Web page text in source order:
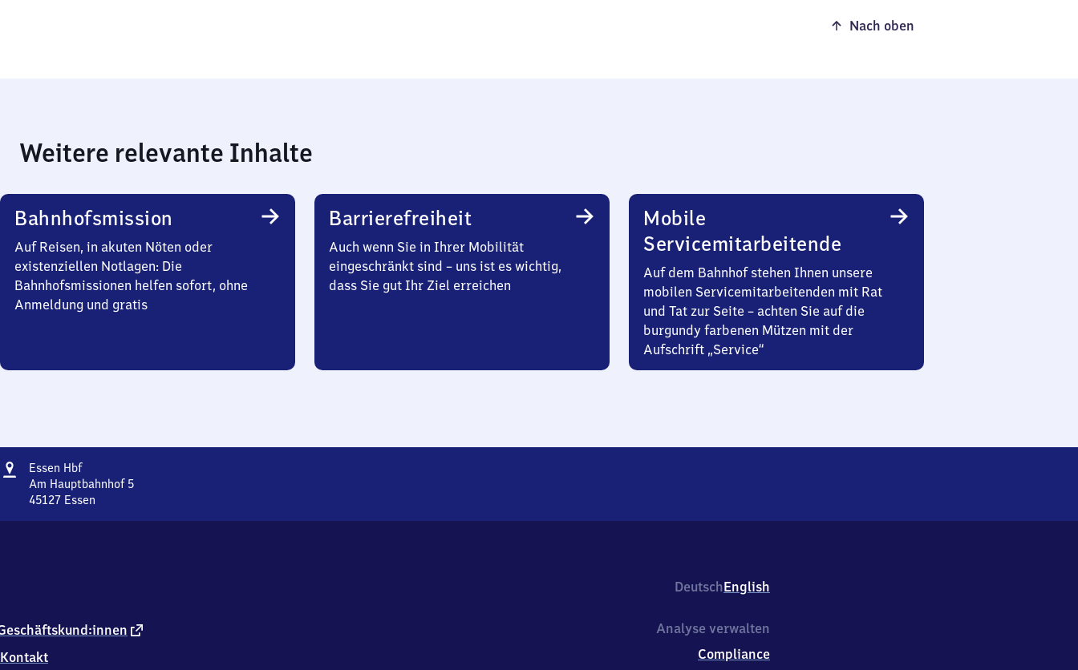
Nach oben
Weitere relevante Inhalte
Bahnhofsmission
Auf Reisen, in akuten Nöten oder
existenziellen Notlagen: Die
Bahnhofsmissionen helfen sofort, ohne
Anmeldung und gratis
Barrierefreiheit
Auch wenn Sie in Ihrer Mobilität
eingeschränkt sind – uns ist es wichtig,
dass Sie gut Ihr Ziel erreichen
Mobile
Servicemitarbeitende
Auf dem Bahnhof stehen Ihnen unsere
mobilen Servicemitarbeitenden mit Rat
und Tat zur Seite – achten Sie auf die
burgundy farbenen Mützen mit der
Aufschrift „Service“
Adresse
Essen HbfEssen
Hauptbahnhof
Am Hauptbahnhof 5
45127 Essen
1
7
DeutschEnglish
externer
Kontakt
Analyse verwalten
Compliance